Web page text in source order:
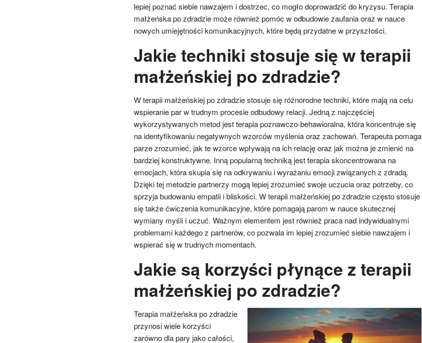
lepiej poznać siebie nawzajem i dostrzec, co mogło doprowadzić do kryzysu. Terapia
małżeńska po zdradzie może również pomóc w odbudowie zaufania oraz w nauce
nowych umiejętności komunikacyjnych, które będą przydatne w przyszłości.
Jakie techniki stosuje się w terapii
małżeńskiej po zdradzie?
W terapii małżeńskiej po zdradzie stosuje się różnorodne techniki, które mają na celu
wspieranie par w trudnym procesie odbudowy relacji. Jedną z najczęściej
wykorzystywanych metod jest terapia poznawczo-behawioralna, która koncentruje się
na identyfikowaniu negatywnych wzorców myślenia oraz zachowań. Terapeuta pomaga
parze zrozumieć, jak te wzorce wpływają na ich relację oraz jak można je zmienić na
bardziej konstruktywne. Inną popularną techniką jest terapia skoncentrowana na
emocjach, która skupia się na odkrywaniu i wyrażaniu emocji związanych z zdradą.
Dzięki tej metodzie partnerzy mogą lepiej zrozumieć swoje uczucia oraz potrzeby, co
sprzyja budowaniu empatii i bliskości. W terapii małżeńskiej po zdradzie często stosuje
się także ćwiczenia komunikacyjne, które pomagają parom w nauce skutecznej
wymiany myśli i uczuć. Ważnym elementem jest również praca nad indywidualnymi
problemami każdego z partnerów, co pozwala im lepiej zrozumieć siebie nawzajem i
wspierać się w trudnych momentach.
Jakie są korzyści płynące z terapii
małżeńskiej po zdradzie?
Terapia małżeńska po zdradzie
przynosi wiele korzyści
zarówno dla pary jako całości,